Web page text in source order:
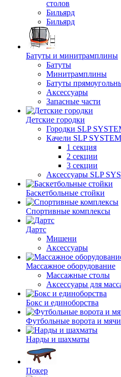
столов
Бильяpд
Бильяpд
Батуты и минитрамплины
Батуты
Минитрамплины
Батуты
Аксессуары
Запасные части
Детские городки
Городки SLP
Качели SLP
1 секция
2 секции
3 секции
Аксессуары SLP
Баскетбольные стойки
Спортивные комплексы
Дартс
Мишени
Аксессуары
Массажное оборудование
Массажные столы
Аксессуары для
Бокс и единоборства
Футбольные ворота и мячи
Нарды и шахматы
Покер